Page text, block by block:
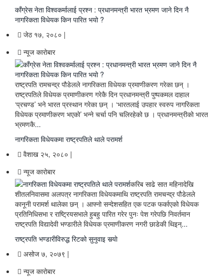
काँग्रेस नेता विश्वकर्मालाई प्रश्न : प्रधानमन्त्री भारत भ्रमण जाने दिन नै
नागरिकता विधेयक किन पारित भयो ?
जेठ १७, २०८० |
न्यूज काराेबार
राष्ट्रपति रामचन्द्र पौडेलले नागरिकता विधेयक प्रमाणीकरण गरेका छन् ।
राष्ट्रपतिले विधेयक प्रमाणीकरण गरेकै दिन प्रधानमन्त्री पुष्पकमल दाहाल
‘प्रचण्ड’ भने भारत प्रस्थान गरेका छन् । ‘भारतलाई उपहार स्वरुप नागरिकता
विधेयक प्रमाणीकरण भएको’ भन्ने चर्चा पनि चलिरहेको छ । प्रधानमन्त्रीको भारत
भ्रमणकै...
नागरिकता विधेयकमा राष्ट्रपतिले थाले परामर्श
वैशाख २५, २०८० |
न्यूज काराेबार
करिब साढे सात महिनादेखि
शीतलनिवासमा अलपत्र नागरिकता विधेयकमाथि राष्ट्रपति रामचन्द्र पौडेलले
कानूनी परामर्श थालेका छन् । आफ्नो सन्देशसहित एक पटक फर्काएको विधेयक
प्रतिनिधिसभा र राष्ट्रियसभाले हुबहु पारित गरेर पुनः पेश गरेपछि निवर्तमान
राष्ट्रपति विद्यादेवी भण्डारीले विधेयक प्रमाणीकरण नगरी छाडेकी थिइन्...
राष्ट्रपति भण्डारीविरुद्ध रिटको सुनुवाइ सर्‍याे
असोज ७, २०७९ |
न्यूज काराेबार